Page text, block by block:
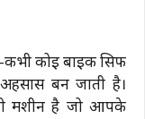
कोई बाइक सिर्फ
बन जाती है।
मशीन है जो आपके